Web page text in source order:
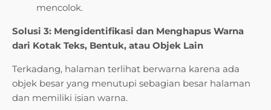
mencolok.
Solusi 3: Mengidentifikasi dan Menghapus Warna
dari Kotak Teks, Bentuk, atau Objek Lain
Terkadang, halaman terlihat berwarna karena ada
objek besar yang menutupi sebagian besar halaman
dan memiliki isian warna.